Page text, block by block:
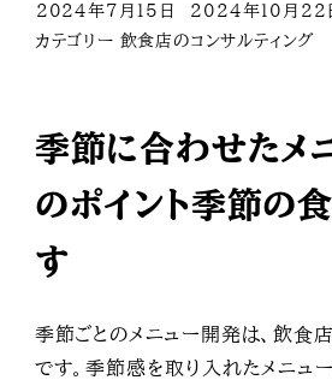
2024年7月15日
2024年10月22
カテゴリー 飲食店のコンサルティング
季節に合わせたメ
のポイント季節の
す
季節ごとのメニュー開発は、飲食
です。季節感を取り入れたメニュ